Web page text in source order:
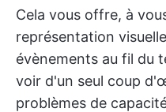
Cela vous offre, à
représentation
évènements au fil du
voir d'un seul coup
problèmes de